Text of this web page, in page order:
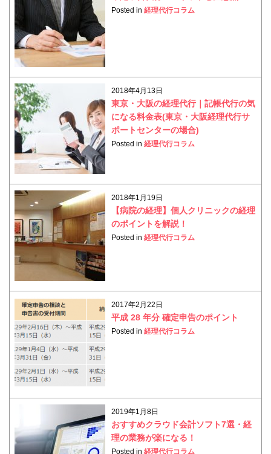
Posted in経理代行コラム
2018年4月13日
東京・大阪の経理代行｜記帳代行の気
になる料金表(東京・大阪経理代行サ
ポートセンターの場合)
Posted in経理代行コラム
2018年1月19日
【病院の経理】個人クリニックの経理
のポイントを解説！
Posted in経理代行コラム
2017年2月22日
平成 28 年分 確定申告のポイント
Posted in経理代行コラム
2019年1月8日
おすすめクラウド会計ソフト7選・経
理の業務が楽になる！
Posted in経理代行コラム